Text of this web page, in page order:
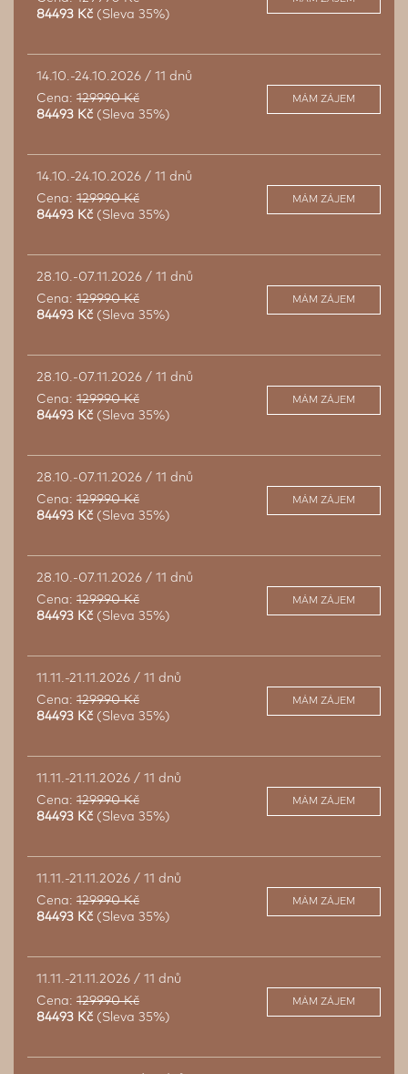
84493 Kč (Sleva 35%)
14.10.-24.10.2026 / 11 dnů
Cena: 129990 Kč
84493 Kč (Sleva 35%)
MÁM ZÁJEM
14.10.-24.10.2026 / 11 dnů
Cena: 129990 Kč
84493 Kč (Sleva 35%)
MÁM ZÁJEM
28.10.-07.11.2026 / 11 dnů
Cena: 129990 Kč
84493 Kč (Sleva 35%)
MÁM ZÁJEM
28.10.-07.11.2026 / 11 dnů
Cena: 129990 Kč
84493 Kč (Sleva 35%)
MÁM ZÁJEM
28.10.-07.11.2026 / 11 dnů
Cena: 129990 Kč
84493 Kč (Sleva 35%)
MÁM ZÁJEM
28.10.-07.11.2026 / 11 dnů
Cena: 129990 Kč
84493 Kč (Sleva 35%)
MÁM ZÁJEM
11.11.-21.11.2026 / 11 dnů
Cena: 129990 Kč
84493 Kč (Sleva 35%)
MÁM ZÁJEM
11.11.-21.11.2026 / 11 dnů
Cena: 129990 Kč
84493 Kč (Sleva 35%)
MÁM ZÁJEM
11.11.-21.11.2026 / 11 dnů
Cena: 129990 Kč
84493 Kč (Sleva 35%)
MÁM ZÁJEM
11.11.-21.11.2026 / 11 dnů
Cena: 129990 Kč
84493 Kč (Sleva 35%)
MÁM ZÁJEM